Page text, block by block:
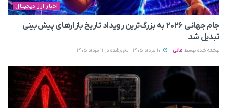
اخبار ارز دیجیتال
جام جهانی ۲۰۲۶ به بزرگ‌ترین رویداد تاریخ بازارهای پیش‌بینی
تبدیل شد
نوشته شده توسط مانی